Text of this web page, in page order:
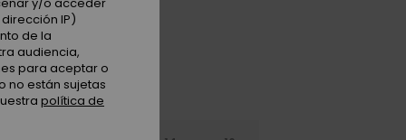
IP)
de la
audiencia,
para aceptar o
no están sujetas
política de